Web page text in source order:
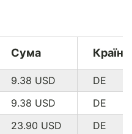
Сума Країна
9.38 USD
DE
9.38 USD
DE
23.90 USD
DE